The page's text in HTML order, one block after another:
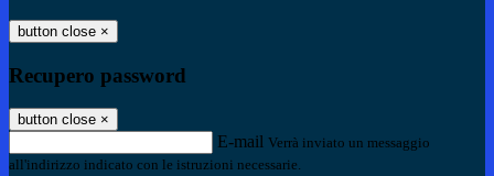
button close ×
Recupero password
button close ×
E-mail Verrà inviato un messaggio
all'indirizzo indicato con le istruzioni necessarie.